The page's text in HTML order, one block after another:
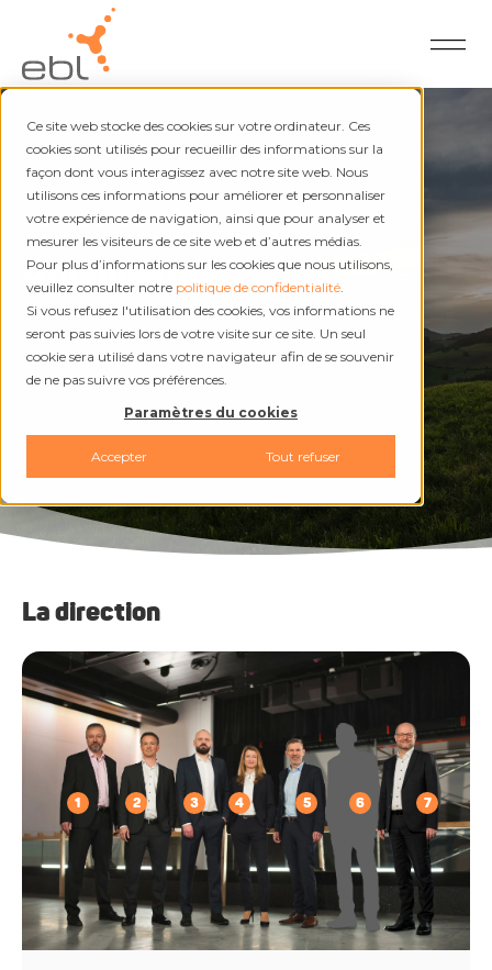
Ce site web stocke des cookies sur votre ordinateur. Ces
cookies sont utilisés pour recueillir des informations sur la
façon dont vous interagissez avec notre site web. Nous
utilisons ces informations pour améliorer et personnaliser
votre expérience de navigation, ainsi que pour analyser et
mesurer les visiteurs de ce site web et d’autres médias.
Pour plus d’informations sur les cookies que nous utilisons,
veuillez consulter notre politique de confidentialité.
Si vous refusez l'utilisation des cookies, vos informations ne
seront pas suivies lors de votre visite sur ce site. Un seul
cookie sera utilisé dans votre navigateur afin de se souvenir
de ne pas suivre vos préférences.
Paramètres du cookies
Accepter Tout refuser
À propos de nous
Organisation
La direction
1 2 3 4 5 6 7